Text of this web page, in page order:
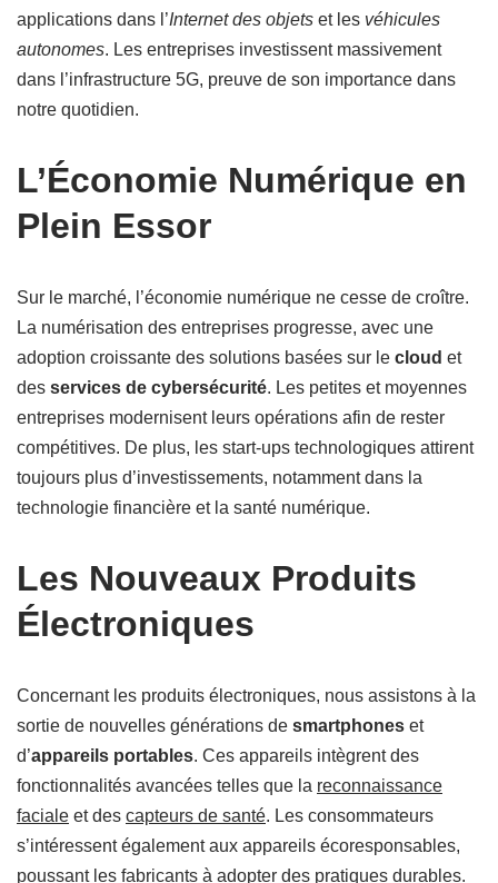
applications dans l’Internet des objets et les véhicules
autonomes. Les entreprises investissent massivement
dans l’infrastructure 5G, preuve de son importance dans
notre quotidien.
L’Économie Numérique en
Plein Essor
Sur le marché, l’économie numérique ne cesse de croître.
La numérisation des entreprises progresse, avec une
adoption croissante des solutions basées sur le cloud et
des services de cybersécurité. Les petites et moyennes
entreprises modernisent leurs opérations afin de rester
compétitives. De plus, les start-ups technologiques attirent
toujours plus d’investissements, notamment dans la
technologie financière et la santé numérique.
Les Nouveaux Produits
Électroniques
Concernant les produits électroniques, nous assistons à la
sortie de nouvelles générations de smartphones et
d’appareils portables. Ces appareils intègrent des
fonctionnalités avancées telles que la reconnaissance
faciale et des capteurs de santé. Les consommateurs
s’intéressent également aux appareils écoresponsables,
poussant les fabricants à adopter des pratiques durables.